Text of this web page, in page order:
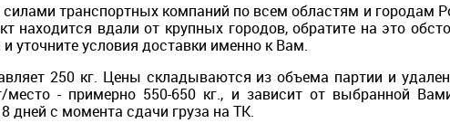
транспортных компаний по всем областям и городам
находится вдали от крупных городов, обратите на это
уточните условия доставки именно к Вам.
250 кг. Цены складываются из объема партии и
место - примерно 550-650 кг., и зависит от выбранной
дней с момента сдачи груза на ТК.